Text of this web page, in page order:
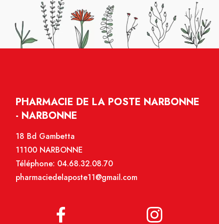
PHARMACIE DE LA POSTE NARBONNE
- NARBONNE
18 Bd Gambetta
11100 NARBONNE
Téléphone: 04.68.32.08.70
pharmaciedelaposte11@gmail.com